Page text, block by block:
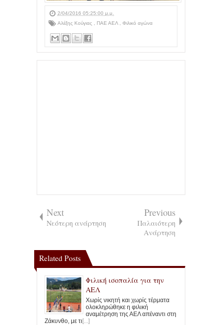
2/04/2016 05:25:00 μ.μ.
Αλέξης Κούγιας
ΠΑΕ ΑΕΛ Φιλικό αγώνα
Next
Νεότερη ανάρτηση
Previous
Παλαιότερη
Ανάρτηση
Related Posts
Φιλική ισοπαλία για την
ΑΕΛ
Χωρίς νικητή και χωρίς τέρματα
ολοκληρώθηκε η φιλική
αναμέτρηση της ΑΕΛ απέναντι στη
Ζάκυνθο, με τι[...]